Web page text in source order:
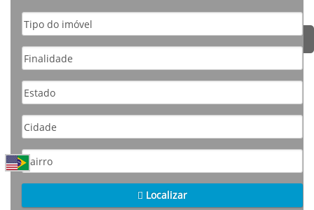
Localizar